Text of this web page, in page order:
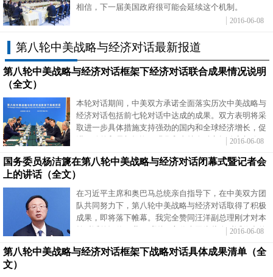
相信，下一届美国政府很可能会延续这个机制。
2016-06-08
第八轮中美战略与经济对话最新报道
第八轮中美战略与经济对话框架下经济对话联合成果情况说明
（全文）
本轮对话期间，中美双方承诺全面落实历次中美战略与
经济对话包括前七轮对话中达成的成果。双方表明将采
取进一步具体措施支持强劲的国内和全球经济增长，促
进开放的贸易与投资，强化和支持金融市场稳定与改
2016-06-08
国务委员杨洁篪在第八轮中美战略与经济对话闭幕式暨记者会
上的讲话（全文）
在习近平主席和奥巴马总统亲自指导下，在中美双方团
队共同努力下，第八轮中美战略与经济对话取得了积极
成果，即将落下帷幕。我完全赞同汪洋副总理刚才对本
轮对话的评价。我要感谢双方代表团为此次对话作出的
2016-06-08
第八轮中美战略与经济对话框架下战略对话具体成果清单（全
文）